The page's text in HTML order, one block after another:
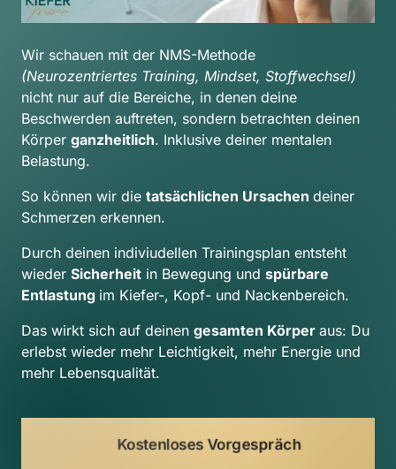
nicht nur auf die Bereiche, in denen deine
Beschwerden auftreten, sondern betrachten deinen
Körper ganzheitlich. Inklusive deiner mentalen
Belastung.
So können wir die tatsächlichen Ursachen deiner
Schmerzen erkennen.
Durch deinen indiviudellen Trainingsplan entsteht
wieder Sicherheit in Bewegung und spürbare
Entlastung im Kiefer-, Kopf- und Nackenbereich.
Das wirkt sich auf deinen gesamten Körper aus: Du
erlebst wieder mehr Leichtigkeit, mehr Energie und
mehr Lebensqualität.
Kostenloses Vorgespräch